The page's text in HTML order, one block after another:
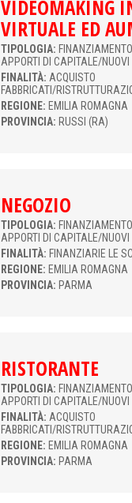
VIDEOMAKING
VIRTUALE ED
TIPOLOGIA:
APPORTI DI CAPITALE/NUOVI
FINALITÀ: ACQUISTO
FABBRICATI/
REGIONE: EMILIA ROMAGNA
PROVINCIA: RUSSI (RA)
NEGOZIO
TIPOLOGIA:
APPORTI DI CAPITALE/NUOVI
FINALITÀ: FINANZIARIE LE
REGIONE: EMILIA ROMAGNA
PROVINCIA: PARMA
RISTORANTE
TIPOLOGIA:
APPORTI DI CAPITALE/NUOVI
FINALITÀ: ACQUISTO
FABBRICATI/
REGIONE: EMILIA ROMAGNA
PROVINCIA: PARMA